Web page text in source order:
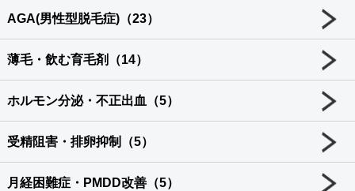
AGA(男性型脱毛症)（23）
薄毛・飲む育毛剤（14）
ホルモン分泌・不正出血（5）
受精阻害・排卵抑制（5）
月経困難症・PMDD改善（5）